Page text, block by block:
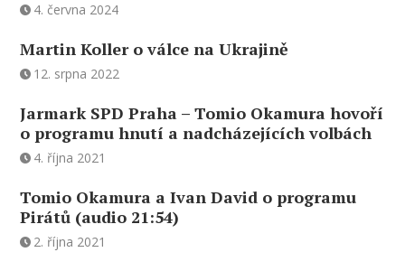
4. června 2024
Martin Koller o válce na Ukrajině
12. srpna 2022
Jarmark SPD Praha – Tomio Okamura hovoří
o programu hnutí a nadcházejících volbách
4. října 2021
Tomio Okamura a Ivan David o programu
Pirátů (audio 21:54)
2. října 2021